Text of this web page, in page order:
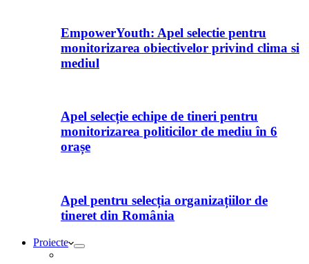
EmpowerYouth: Apel selectie pentru
monitorizarea obiectivelor privind clima si
mediul
Apel selecție echipe de tineri pentru
monitorizarea politicilor de mediu în 6
orașe
Apel pentru selecția organizațiilor de
tineret din România
Proiecte